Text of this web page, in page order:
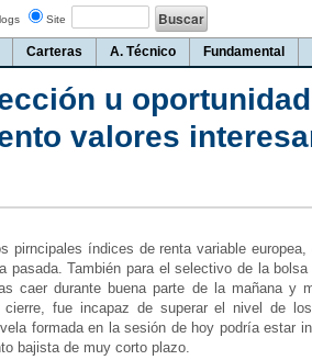
Site
Carteras A. Técnico Fundamental
u
valores
pirncipales índices de renta variable
pasada. También para el selectivo de la
caer durante buena parte de la mañana y
cierre, fue incapaz de superar el nivel de
formada en la sesión de hoy podría estar
bajista de muy corto plazo.